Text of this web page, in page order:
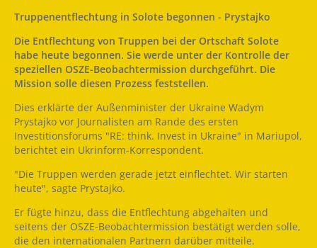
Truppenentflechtung in Solote begonnen - Prystajko
Die Entflechtung von Truppen bei der Ortschaft Solote
habe heute begonnen. Sie werde unter der Kontrolle der
speziellen OSZE-Beobachtermission durchgeführt. Die
Mission solle diesen Prozess feststellen.
Dies erklärte der Außenminister der Ukraine Wadym
Prystajko vor Journalisten am Rande des ersten
Investitionsforums "RE: think. Invest in Ukraine" in Mariupol,
berichtet ein Ukrinform-Korrespondent.
"Die Truppen werden gerade jetzt einflechtet. Wir starten
heute", sagte Prystajko.
Er fügte hinzu, dass die Entflechtung abgehalten und
seitens der OSZE-Beobachtermission bestätigt werden solle,
die den internationalen Partnern darüber mitteile.